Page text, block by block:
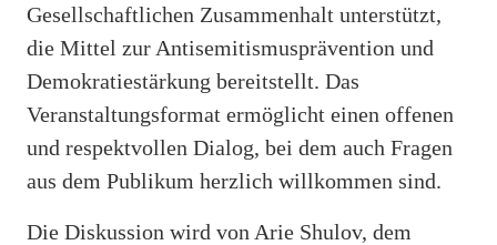
Gesellschaftlichen Zusammenhalt unterstützt,
die Mittel zur Antisemitismusprävention und
Demokratiestärkung bereitstellt. Das
Veranstaltungsformat ermöglicht einen offenen
und respektvollen Dialog, bei dem auch Fragen
aus dem Publikum herzlich willkommen sind.
Die Diskussion wird von Arie Shulov, dem